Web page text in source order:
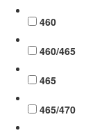
460
460/465
465
465/470